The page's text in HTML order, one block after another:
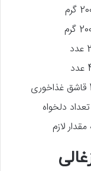
دلخواه
لازم